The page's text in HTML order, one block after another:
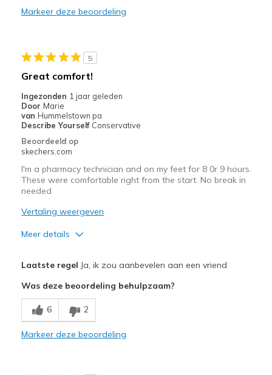
Stylish
Casual Wear
Width
Sizing
Feels half size too small
View On Shoes
Markeer deze beoordeling
5
Great comfort!
Ingezonden 1 jaar geleden
Door Marie
van Hummelstown pa
Describe Yourself Conservative
Beoordeeld op
skechers.com
I'm a pharmacy technician and on my feet for 8 0r 9 hours.
These were comfortable right from the start. No break in
needed
Vertaling weergeven
Meer details
Breathe Well
Comfortable
Laatste regel Ja, ik zou aanbevelen aan een vriend
Was deze beoordeling behulpzaam?
6 2
Markeer deze beoordeling